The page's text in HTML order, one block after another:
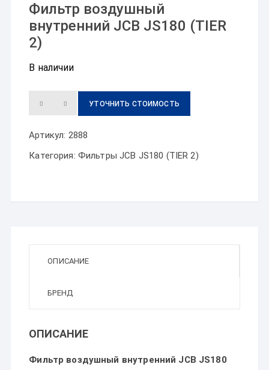
Фильтр воздушный
внутренний JCB JS180 (TIER
2)
В наличии
УТОЧНИТЬ СТОИМОСТЬ
Артикул: 2888
Категория: Фильтры JCB JS180 (TIER 2)
ОПИСАНИЕ
БРЕНД
ОПИСАНИЕ
Фильтр воздушный внутренний JCB JS180